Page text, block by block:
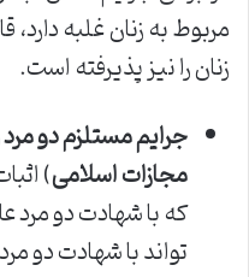
مربوط به زنان غلبه
زنان را نیز پذیرفته است.
جرایم مستلزم دو
مجازات اسلامی)
که با شهادت دو مرد
تواند با شهادت دو